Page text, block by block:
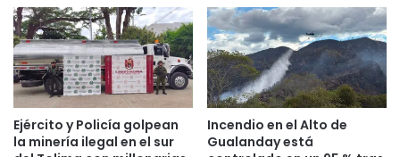
Ejército y Policía golpean
la minería ilegal en el sur
Incendio en el Alto de
Gualanday está